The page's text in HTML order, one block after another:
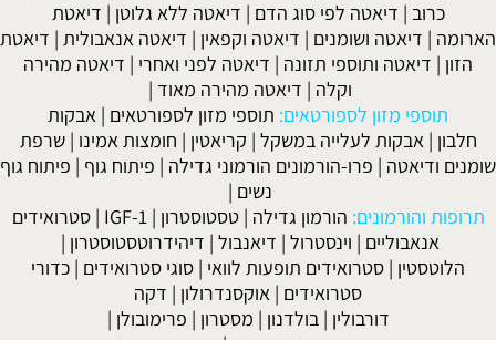
כרוב | דיאטה לפי סוג הדם | דיאטה ללא גלוטן | דיאטת
הארומה | דיאטה ושומנים | דיאטה וקפאין | דיאטה אנאבולית | דיאטת
הזון | דיאטה ותוספי תזונה | דיאטה לפני ואחרי | דיאטה מהירה
וקלה | דיאטה מהירה מאוד |
תוספי מזון לספורטאים: תוספי מזון לספורטאים | אבקות
חלבון | אבקות לעלייה במשקל | קריאטין | חומצות אמינו |שרפת
שומנים ודיאטה | פרו-הורמונים הורמוני גדילה | פיתוח גוף | פיתוח גוף
נשים |
תרופות והורמונים: הורמון גדילה |טסטוסטרון |
IGF-1
|סטרואידים
אנאבוליים | וינסטרול | דיאנבול | דיהידרוטסטוסטרון |
הלוטסטין | סטרואידים תופעות לוואי | סוגי סטרואידים | כדורי
סטרואידים | אוקסנדרולון | דקה
דורבולין | בולדנון | מסטרון | פרימובולן |